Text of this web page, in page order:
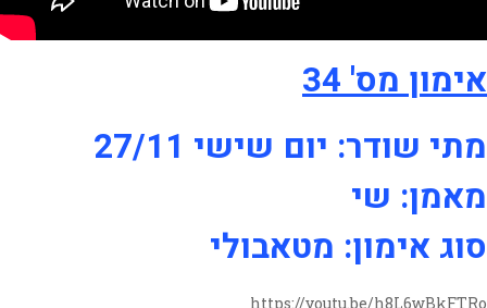
אימון מס' 34
מתי שודר: יום שישי 27/11
מאמן: שי
סוג אימון: מטאבולי
https://youtu.be/h8L6wBkFTRo